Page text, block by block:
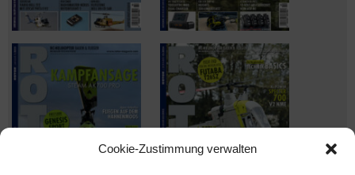
Cookie-Zustimmung verwalten